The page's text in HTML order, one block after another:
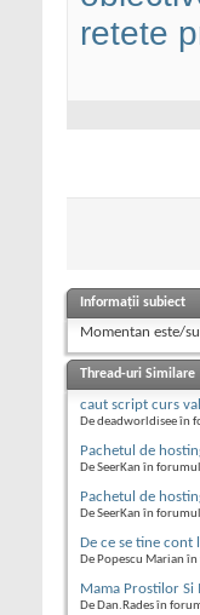
retete
Informații subiect
Momentan este/
Thread-uri Similare
caut script curs
De deadworldisee în
Pachetul de
De SeerKan în
Pachetul de
De SeerKan în
De ce se tine cont
De Popescu Marian
Mama Prostilor
De Dan.Rades în